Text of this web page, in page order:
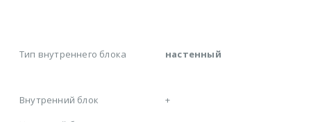
Тип внутреннего блока настенный
Внутренний блок
+